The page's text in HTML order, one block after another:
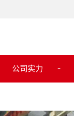
公司实力